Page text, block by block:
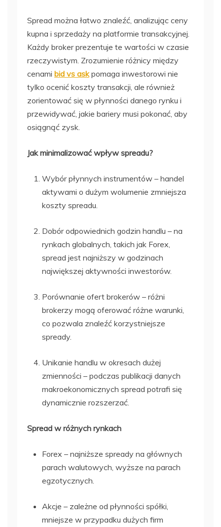
Spread można łatwo znaleźć, analizując ceny
kupna i sprzedaży na platformie transakcyjnej.
Każdy broker prezentuje te wartości w czasie
rzeczywistym. Zrozumienie różnicy między
cenami bid vs askpomaga inwestorowi nie
tylko ocenić koszty transakcji, ale również
zorientować się w płynności danego rynku i
przewidywać, jakie bariery musi pokonać, aby
osiągnąć zysk.
Jak minimalizować wpływ spreadu?
Wybór płynnych instrumentów – handel
aktywami o dużym wolumenie zmniejsza
koszty spreadu.
Dobór odpowiednich godzin handlu – na
rynkach globalnych, takich jak Forex,
spread jest najniższy w godzinach
największej aktywności inwestorów.
Porównanie ofert brokerów – różni
brokerzy mogą oferować różne warunki,
co pozwala znaleźć korzystniejsze
spready.
Unikanie handlu w okresach dużej
zmienności – podczas publikacji danych
makroekonomicznych spread potrafi się
dynamicznie rozszerzać.
Spread w różnych rynkach
Forex – najniższe spready na głównych
parach walutowych, wyższe na parach
egzotycznych.
Akcje – zależne od płynności spółki,
mniejsze w przypadku dużych firm